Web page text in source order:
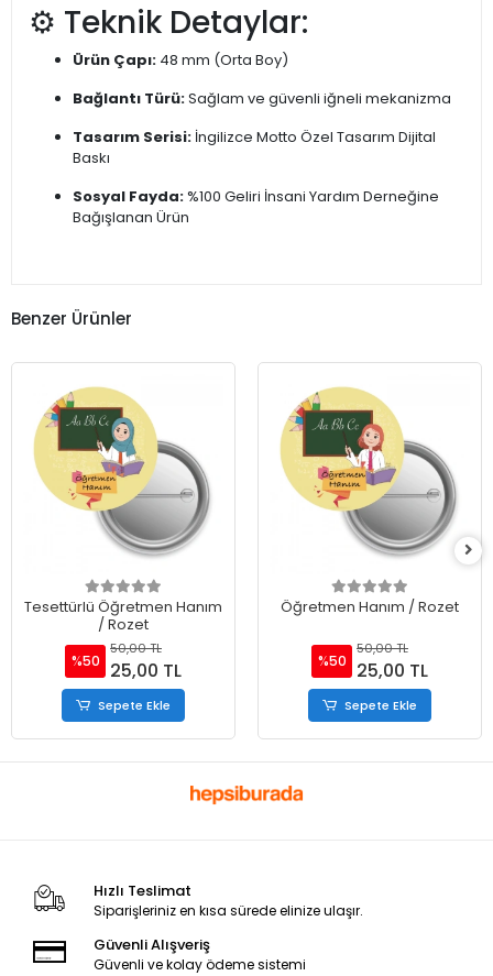
⚙️ Teknik Detaylar:
Ürün Çapı: 48 mm (Orta Boy)
Bağlantı Türü:Sağlam ve güvenli iğneli mekanizma
Tasarım Serisi: İngilizce Motto Özel Tasarım Dijital
Baskı
Sosyal Fayda: %100 Geliri İnsani Yardım Derneğine
Bağışlanan Ürün
Benzer Ürünler
Tesettürlü Öğretmen Hanım
/ Rozet
%50
50,00 TL
25,00 TL
Sepete Ekle
Öğretmen Hanım / Rozet
%50
50,00 TL
25,00 TL
Sepete Ekle
Hızlı Teslimat
Siparişleriniz en kısa sürede elinize ulaşır.
Güvenli Alışveriş
Güvenli ve kolay ödeme sistemi